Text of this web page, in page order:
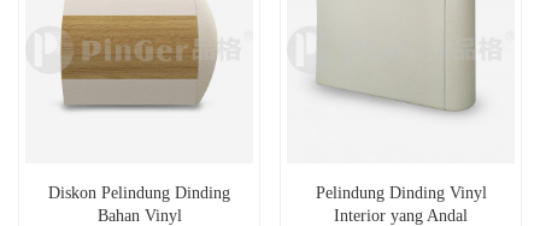
Diskon Pelindung Dinding
Bahan Vinyl
Pelindung Dinding Vinyl
Interior yang Andal